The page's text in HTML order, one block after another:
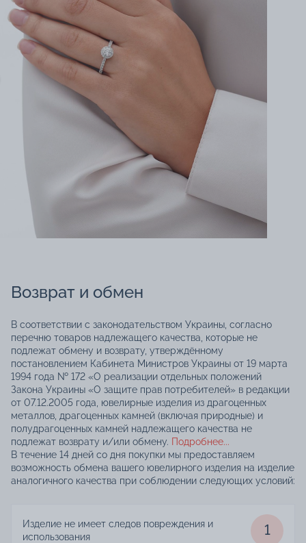
Возврат и обмен
В соответствии с законодательством Украины, согласно
перечню товаров надлежащего качества, которые не
подлежат обмену и возврату, утверждённому
постановлением Кабинета Министров Украины от 19 марта
1994 года № 172 «О реализации отдельных положений
Закона Украины «О защите прав потребителей» в редакции
от 07.12.2005 года, ювелирные изделия из драгоценных
металлов, драгоценных камней (включая природные) и
полудрагоценных камней надлежащего качества не
подлежат возврату и/или обмену. Подробнее...
В течение 14 дней со дня покупки мы предоставляем
возможность обмена вашего ювелирного изделия на изделие
аналогичного качества при соблюдении следующих условий:
Изделие не имеет следов повреждения и
использования
1